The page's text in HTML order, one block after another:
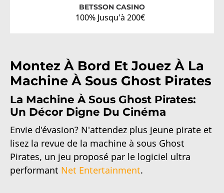
BETSSON CASINO
100% Jusqu'à 200€
Montez À Bord Et Jouez À La
Machine À Sous Ghost Pirates
La Machine À Sous Ghost Pirates:
Un Décor Digne Du Cinéma
Envie d'évasion? N'attendez plus jeune pirate et
lisez la revue de la machine à sous Ghost
Pirates, un jeu proposé par le logiciel ultra
performant Net Entertainment.